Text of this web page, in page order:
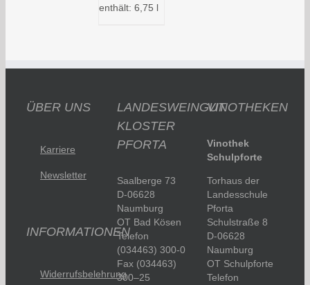
enthält: 6,75 l
ÜBER UNS
Karriere
Newsletter
INFORMATIONEN
Widerrufsbelehrung
LANDESWEINGUT
KLOSTER
PFORTA
Saalberge 73
D-06628
Naumburg
OT Bad Kösen
Telefon
(034463) 300-0
Fax (034463)
300–25
VINOTHEKEN
Vinothek
Schulpforte
Torhaus der
Landesschule
Pforta
Schulstraße 8
D-06628
Naumburg
OT Schulpforte
Telefon